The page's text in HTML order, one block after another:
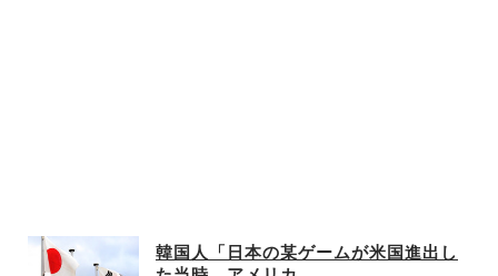
韓国人「日本の某ゲームが米国進出し